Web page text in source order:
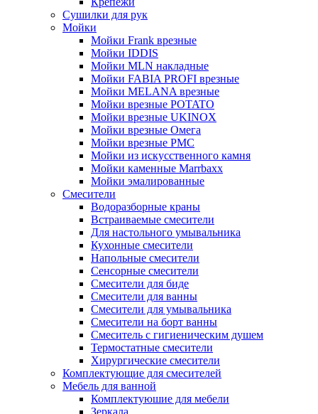
Сушилки для рук
Мойки
Мойки Frank врезные
Мойки IDDIS
Мойки MLN накладные
Мойки FABIA PROFI врезные
Мойки MELANA врезные
Мойки врезные POTATO
Мойки врезные UKINOX
Мойки врезные Омега
Мойки врезные РМС
Мойки из искусственного камня
Мойки каменные Marrbaxx
Мойки эмалированные
Смесители
Водоразборные краны
Встраиваемые смесители
Для настольного умывальника
Кухонные смесители
Напольные смесители
Сенсорные смесители
Смесители для биде
Смесители для ванны
Смесители для умывальника
Смесители на борт ванны
Смеситель с гигиеническим душем
Термостатные смесители
Хирургические смесители
Комплектующие для смесителей
Мебель для ванной
Комплектуюшие для мебели
Зеркала